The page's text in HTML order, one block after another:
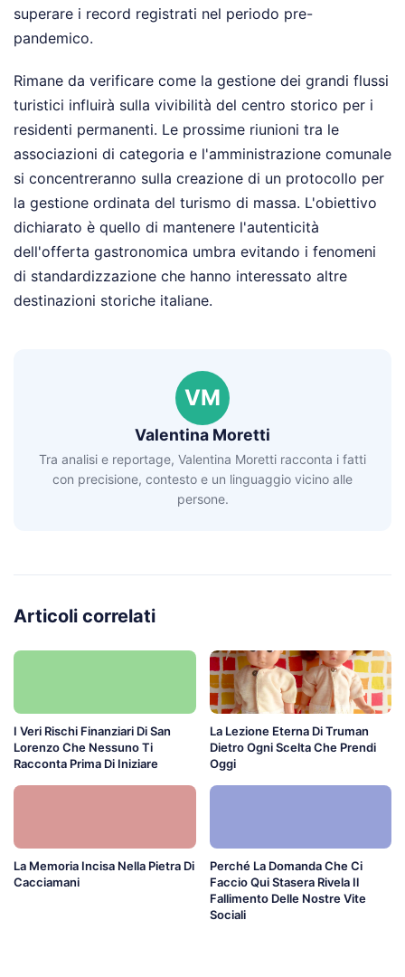
superare i record registrati nel periodo pre-
pandemico.
Rimane da verificare come la gestione dei grandi flussi
turistici influirà sulla vivibilità del centro storico per i
residenti permanenti. Le prossime riunioni tra le
associazioni di categoria e l'amministrazione comunale
si concentreranno sulla creazione di un protocollo per
la gestione ordinata del turismo di massa. L'obiettivo
dichiarato è quello di mantenere l'autenticità
dell'offerta gastronomica umbra evitando i fenomeni
di standardizzazione che hanno interessato altre
destinazioni storiche italiane.
VM
Valentina Moretti
Tra analisi e reportage, Valentina Moretti racconta i fatti
con precisione, contesto e un linguaggio vicino alle
persone.
Articoli correlati
I Veri Rischi Finanziari Di San
Lorenzo Che Nessuno Ti
Racconta Prima Di Iniziare
La Lezione Eterna Di Truman
Dietro Ogni Scelta Che Prendi
Oggi
La Memoria Incisa Nella Pietra Di
Cacciamani
Perché La Domanda Che Ci
Faccio Qui Stasera Rivela Il
Fallimento Delle Nostre Vite
Sociali